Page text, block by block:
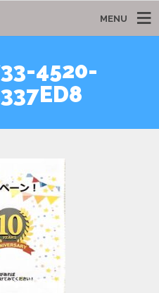
MENU
4520-